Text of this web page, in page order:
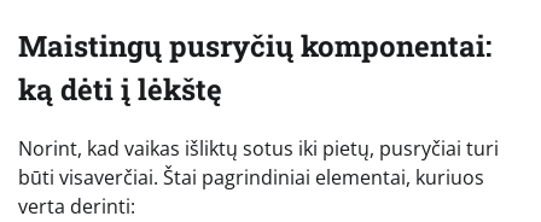
Maistingų pusryčių komponentai:
ką dėti į lėkštę
Norint, kad vaikas išliktų sotus iki pietų, pusryčiai turi
būti visaverčiai. Štai pagrindiniai elementai, kuriuos
verta derinti: